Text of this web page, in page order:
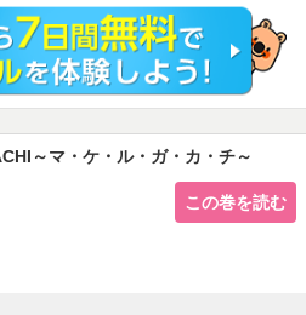
ウィンギング・シルフ」も同時収録！！ 望
女性のためのリアルなラブストーリー短編
～マ・ケ・ル・ガ・カ・チ～
この巻を読む